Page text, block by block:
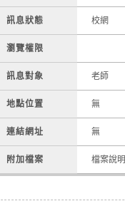
訊息狀態 校網
瀏覽權限
訊息對象 老師
地點位置 無
連結網址 無
附加檔案 檔案說